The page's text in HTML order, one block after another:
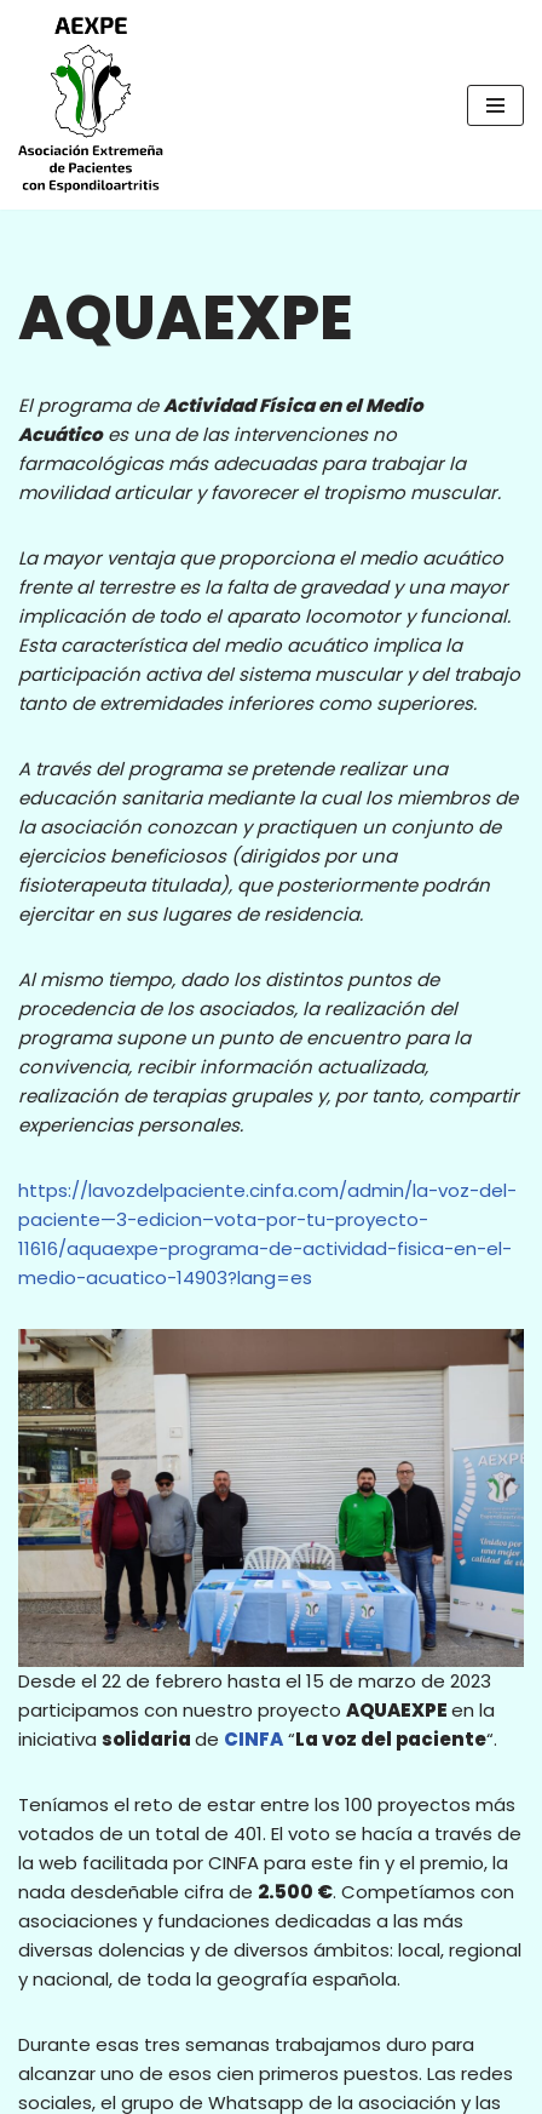
Saltar
contenido
AQUAEXPE
El programa deActividad Física en el Medio
Acuáticoes una de las intervenciones no
farmacológicas más adecuadas para trabajar la
movilidad articular y favorecer el tropismo muscular.
La mayor ventaja que proporciona el medio acuático
frente al terrestre es la falta de gravedad y una mayor
implicación de todo el aparato locomotor y funcional.
Esta característica del medio acuático implica la
participación activa del sistema muscular y del trabajo
tanto de extremidades inferiores como superiores.
A través del programa se pretende realizar una
educación sanitaria mediante la cual los miembros de
la asociación conozcan y practiquen un conjunto de
ejercicios beneficiosos (dirigidos por una
fisioterapeuta titulada), que posteriormente podrán
ejercitar en sus lugares de residencia.
Al mismo tiempo, dado los distintos puntos de
procedencia de los asociados, la realización del
programa supone un punto de encuentro para la
convivencia, recibir información actualizada,
realización de terapias grupales y, por tanto, compartir
experiencias personales.
https://lavozdelpaciente.cinfa.com/admin/la-voz-del-
paciente—3-edicion–vota-por-tu-proyecto-
11616/aquaexpe-programa-de-actividad-fisica-en-el-
medio-acuatico-14903?lang=es
Desde el 22 de febrero hasta el 15 de marzo de 2023
participamos con nuestro proyecto AQUAEXPEen la
iniciativa solidariade CINFA“La voz del paciente“.
Teníamos el reto de estar entre los 100 proyectos más
votados de un total de 401. El voto se hacía a través de
la web facilitada por CINFA para este fin y el premio, la
nada desdeñable cifra de 2.500 €. Competíamos con
asociaciones y fundaciones dedicadas a las más
diversas dolencias y de diversos ámbitos: local, regional
y nacional, de toda la geografía española.
Durante esas tres semanas trabajamos duro para
alcanzar uno de esos cien primeros puestos. Las redes
sociales, el grupo de Whatsapp de la asociación y las